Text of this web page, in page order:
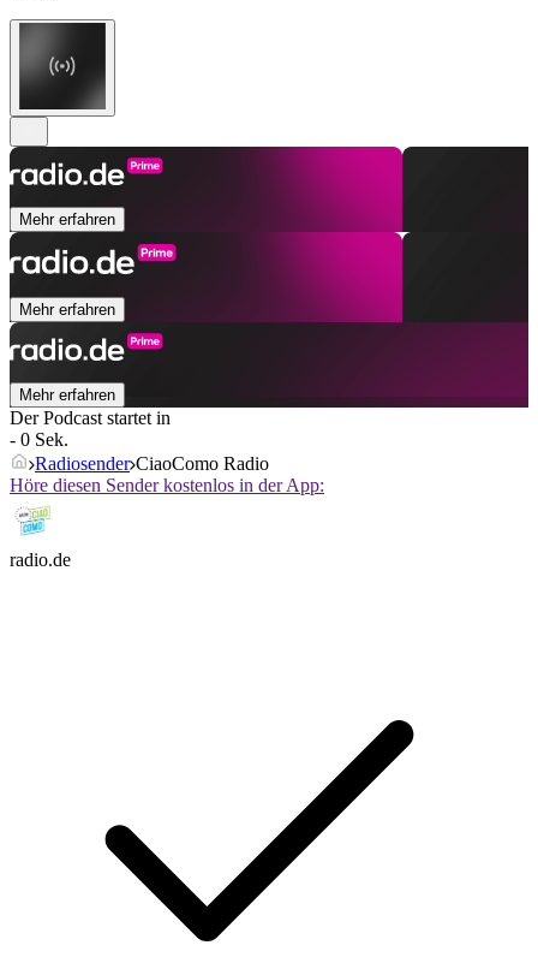
Mehr erfahren
Mehr erfahren
Mehr erfahren
Der Podcast startet in
- 0 Sek.
Radiosender CiaoComo Radio
Höre diesen Sender kostenlos in der App:
radio.de